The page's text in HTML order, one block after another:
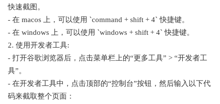
快速截图。
- 在 macos 上，可以使用 `command + shift + 4` 快捷键。
- 在 windows 上，可以使用 `windows + shift + 4` 快捷键。
2. 使用开发者工具:
- 打开谷歌浏览器后，点击菜单栏上的“更多工具” > “开发者工
具”。
- 在开发者工具中，点击顶部的“控制台”按钮，然后输入以下代
码来截取整个页面：